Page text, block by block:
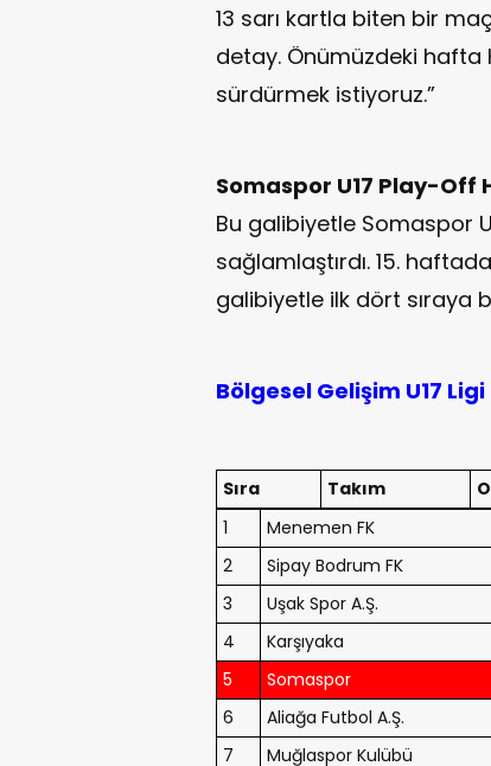
13 sarı kartla biten bir
detay. Önümüzdeki hafta
sürdürmek istiyoruz.”
Somaspor U17 Play-Off
Bu galibiyetle Somaspor
sağlamlaştırdı. 15.
galibiyetle ilk dört sıraya
Bölgesel Gelişim U17
Sıra Takım O
1
Menemen FK
2
Sipay Bodrum FK
3
Uşak Spor A.Ş.
4
Karşıyaka
5
Somaspor
6
Aliağa Futbol A.Ş.
7
Muğlaspor Kulübü